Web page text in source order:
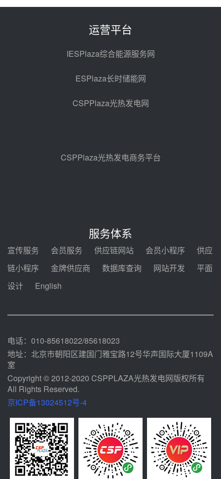
100MW光工程性能试验采购
光热示范电站二列蒸汽发生器设备
亚核阀业中标天山北麓100MW光
热发电工程EPC总承包项目熔盐截
止阀、熔盐三偏心蝶阀采购
08-05 17:15
包项目熔盐介质超声波流量计采购
08-05 17:09
电机组灵活性改造项目三元液态盐
采购合同
迪尔化工预中标华能西安热工院
2026-2029年熔盐介质框架协议
100MW光热项目机组调试及性能
运营平台
IESPlaza综合能源服务网
ESPlaza长时储能网
CSPPlaza光热发电网
CSPPlaza光热发电商务平台
服务体系
宣传服务 会员服务 供应链网站 会员小程序
供应
链小程序
金牌供应商 数据库查询 网站开发
平面
设计
English
电话：010-85618022/85618023
地址：北京市朝阳区建国门雅宝路12号华声国际大厦1109A
室
Copyright © 2012-2020 CSPPLAZA光热发电网版权所有
All Rights Reserved.
京ICP备13024512号-4